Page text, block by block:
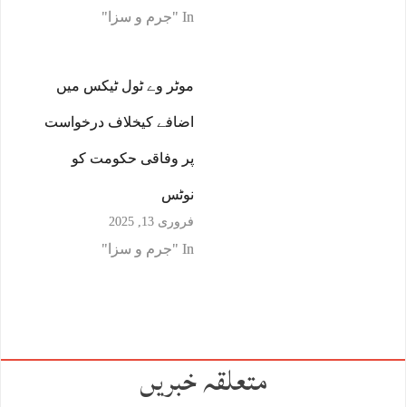
In "جرم و سزا"
موٹر وے ٹول ٹیکس میں
اضافے کیخلاف درخواست
پر وفاقی حکومت کو
نوٹس
فروری 13, 2025
In "جرم و سزا"
متعلقہ خبریں